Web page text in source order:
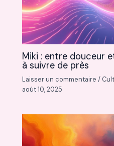
Miki : entre douceur
à suivre de près
Laisser un commentaire /
août 10, 2025